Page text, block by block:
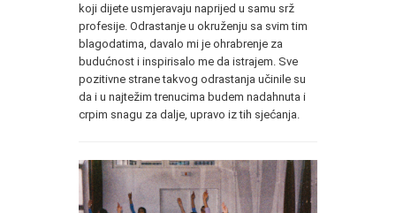
koji dijete usmjeravaju naprijed u samu srž
profesije. Odrastanje u okruženju sa svim tim
blagodatima, davalo mi je ohrabrenje za
budućnost i inspirisalo me da istrajem. Sve
pozitivne strane takvog odrastanja učinile su
da i u najtežim trenucima budem nadahnuta i
crpim snagu za dalje, upravo iz tih sjećanja.